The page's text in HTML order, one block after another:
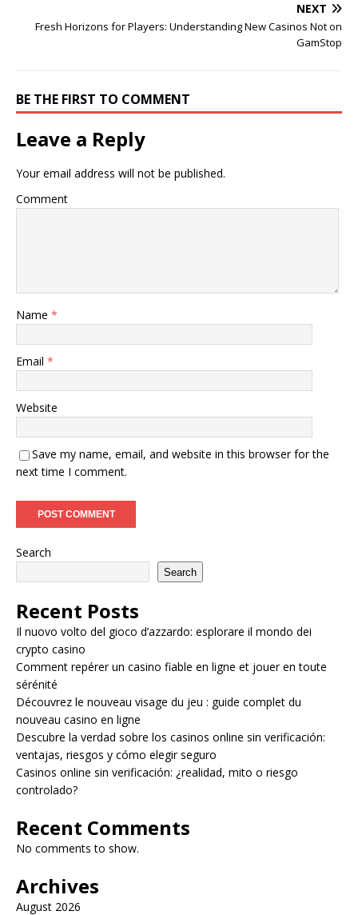
NEXT
Fresh Horizons for Players: Understanding New Casinos Not on
GamStop
BE THE FIRST TO COMMENT
Leave a Reply
Your email address will not be published.
Comment
Name *
Email *
Website
Save my name, email, and website in this browser for the
next time I comment.
Search
Search
Recent Posts
Il nuovo volto del gioco d’azzardo: esplorare il mondo dei
crypto casino
Comment repérer un casino fiable en ligne et jouer en toute
sérénité
Découvrez le nouveau visage du jeu : guide complet du
nouveau casino en ligne
Descubre la verdad sobre los casinos online sin verificación:
ventajas, riesgos y cómo elegir seguro
Casinos online sin verificación: ¿realidad, mito o riesgo
controlado?
Recent Comments
No comments to show.
Archives
August 2026